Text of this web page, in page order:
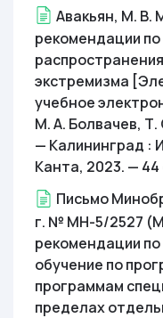
Авакьян, М. В.
рекомендации
экстремизма
учебное
М. А. Болвачев, Т.
— Калининград :
Канта, 2023. — 44
Письмо
г. № МН-5/2527
рекомендации
обучение по
программам
пределах